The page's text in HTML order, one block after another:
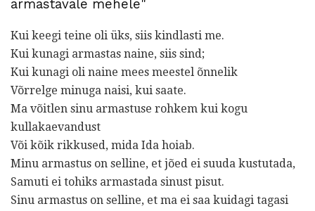
armastavale mehele"
Kui keegi teine ​​oli üks, siis kindlasti me.
Kui kunagi armastas naine, siis sind;
Kui kunagi oli naine mees meestel õnnelik
Võrrelge minuga naisi, kui saate.
Ma võitlen sinu armastuse rohkem kui kogu
kullakaevandust
Või kõik rikkused, mida Ida hoiab.
Minu armastus on selline, et jõed ei suuda kustutada,
Samuti ei tohiks armastada sinust pisut.
Sinu armastus on selline, et ma ei saa kuidagi tagasi